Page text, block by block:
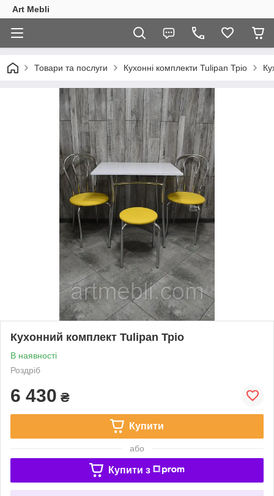
Art Mebli
Товари та послуги Кухонні комплекти Tulipan Тріо
Кухонний комплект Tulipan Тріо
В наявності
Роздріб
6 430 ₴
Купити
або
Купити з